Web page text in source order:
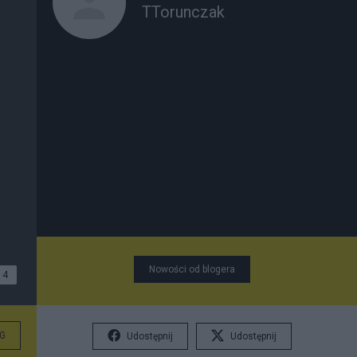
4
TTorunczak
Nowości od blogera
Udostępnij Udostępnij